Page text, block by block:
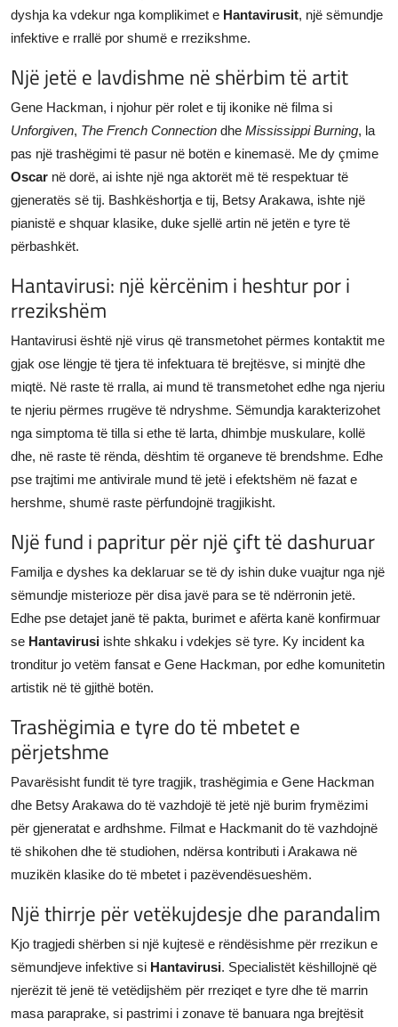
dyshja ka vdekur nga komplikimet e Hantavirusit, një sëmundje
infektive e rrallë por shumë e rrezikshme.
Një jetë e lavdishme në shërbim të artit
Gene Hackman, i njohur për rolet e tij ikonike në filma si
Unforgiven, The French Connection dhe Mississippi Burning, la
pas një trashëgimi të pasur në botën e kinemasë. Me dy çmime
Oscar në dorë, ai ishte një nga aktorët më të respektuar të
gjeneratës së tij. Bashkëshortja e tij, Betsy Arakawa, ishte një
pianistë e shquar klasike, duke sjellë artin në jetën e tyre të
përbashkët.
Hantavirusi: një kërcënim i heshtur por i
rrezikshëm
Hantavirusi është një virus që transmetohet përmes kontaktit me
gjak ose lëngje të tjera të infektuara të brejtësve, si minjtë dhe
miqtë. Në raste të rralla, ai mund të transmetohet edhe nga njeriu
te njeriu përmes rrugëve të ndryshme. Sëmundja karakterizohet
nga simptoma të tilla si ethe të larta, dhimbje muskulare, kollë
dhe, në raste të rënda, dështim të organeve të brendshme. Edhe
pse trajtimi me antivirale mund të jetë i efektshëm në fazat e
hershme, shumë raste përfundojnë tragjikisht.
Një fund i papritur për një çift të dashuruar
Familja e dyshes ka deklaruar se të dy ishin duke vuajtur nga një
sëmundje misterioze për disa javë para se të ndërronin jetë.
Edhe pse detajet janë të pakta, burimet e afërta kanë konfirmuar
se Hantavirusi ishte shkaku i vdekjes së tyre. Ky incident ka
tronditur jo vetëm fansat e Gene Hackman, por edhe komunitetin
artistik në të gjithë botën.
Trashëgimia e tyre do të mbetet e
përjetshme
Pavarësisht fundit të tyre tragjik, trashëgimia e Gene Hackman
dhe Betsy Arakawa do të vazhdojë të jetë një burim frymëzimi
për gjeneratat e ardhshme. Filmat e Hackmanit do të vazhdojnë
të shikohen dhe të studiohen, ndërsa kontributi i Arakawa në
muzikën klasike do të mbetet i pazëvendësueshëm.
Një thirrje për vetëkujdesje dhe parandalim
Kjo tragjedi shërben si një kujtesë e rëndësishme për rrezikun e
sëmundjeve infektive si Hantavirusi. Specialistët këshillojnë që
njerëzit të jenë të vetëdijshëm për rreziqet e tyre dhe të marrin
masa paraprake, si pastrimi i zonave të banuara nga brejtësit